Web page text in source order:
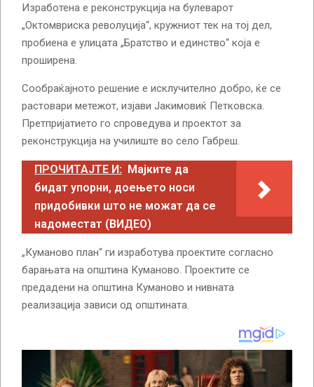
Изработена е реконструкција на булеварот
„Октомвриска револуција“, кружниот тек на тој дел,
пробиена е улицата „Братство и единство“ која е
проширена.
Сообраќајното решение е исклучително добро, ќе се
растовари метежот, изјави Јакимовиќ Петковска.
Претпријатието го спроведува и проектот за
реконструкција на училиште во село Габреш.
ПРОЧИТАЈТЕ И: Мајките да
бидат упорни, доењето носи
придобивки што не можат да се
надоместат (ВИДЕО)
„Куманово план“ ги изработува проектите согласно
барањата на општина Куманово. Проектите се
предадени на општина Куманово и нивната
реализација зависи од општината.